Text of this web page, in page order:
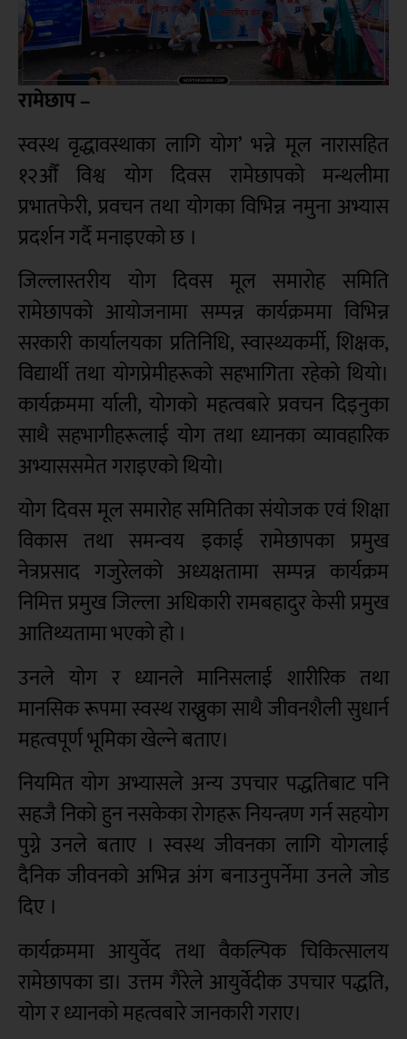
रामेछाप –
स्वस्थ वृद्धावस्थाका लागि योग’ भन्ने मूल नारासहित
१२औँ विश्व योग दिवस रामेछापको मन्थलीमा
प्रभातफेरी, प्रवचन तथा योगका विभिन्न नमुना अभ्यास
प्रदर्शन गर्दै मनाइएको छ ।
जिल्लास्तरीय योग दिवस मूल समारोह समिति
रामेछापको आयोजनामा सम्पन्न कार्यक्रममा विभिन्न
सरकारी कार्यालयका प्रतिनिधि, स्वास्थ्यकर्मी, शिक्षक,
विद्यार्थी तथा योगप्रेमीहरूको सहभागिता रहेको थियो।
कार्यक्रममा र्याली, योगको महत्वबारे प्रवचन दिइनुका
साथै सहभागीहरूलाई योग तथा ध्यानका व्यावहारिक
अभ्याससमेत गराइएको थियो।
योग दिवस मूल समारोह समितिका संयोजक एवं शिक्षा
विकास तथा समन्वय इकाई रामेछापका प्रमुख
नेत्रप्रसाद गजुरेलको अध्यक्षतामा सम्पन्न कार्यक्रम
निमित्त प्रमुख जिल्ला अधिकारी रामबहादुर केसी प्रमुख
आतिथ्यतामा भएको हो ।
उनले योग र ध्यानले मानिसलाई शारीरिक तथा
मानसिक रूपमा स्वस्थ राख्नुका साथै जीवनशैली सुधार्न
महत्वपूर्ण भूमिका खेल्ने बताए।
नियमित योग अभ्यासले अन्य उपचार पद्धतिबाट पनि
सहजै निको हुन नसकेका रोगहरू नियन्त्रण गर्न सहयोग
पुग्ने उनले बताए । स्वस्थ जीवनका लागि योगलाई
दैनिक जीवनको अभिन्न अंग बनाउनुपर्नेमा उनले जोड
दिए ।
कार्यक्रममा आयुर्वेद तथा वैकल्पिक चिकित्सालय
रामेछापका डा। उत्तम गैरेले आयुर्वेदीक उपचार पद्धति,
योग र ध्यानको महत्वबारे जानकारी गराए।